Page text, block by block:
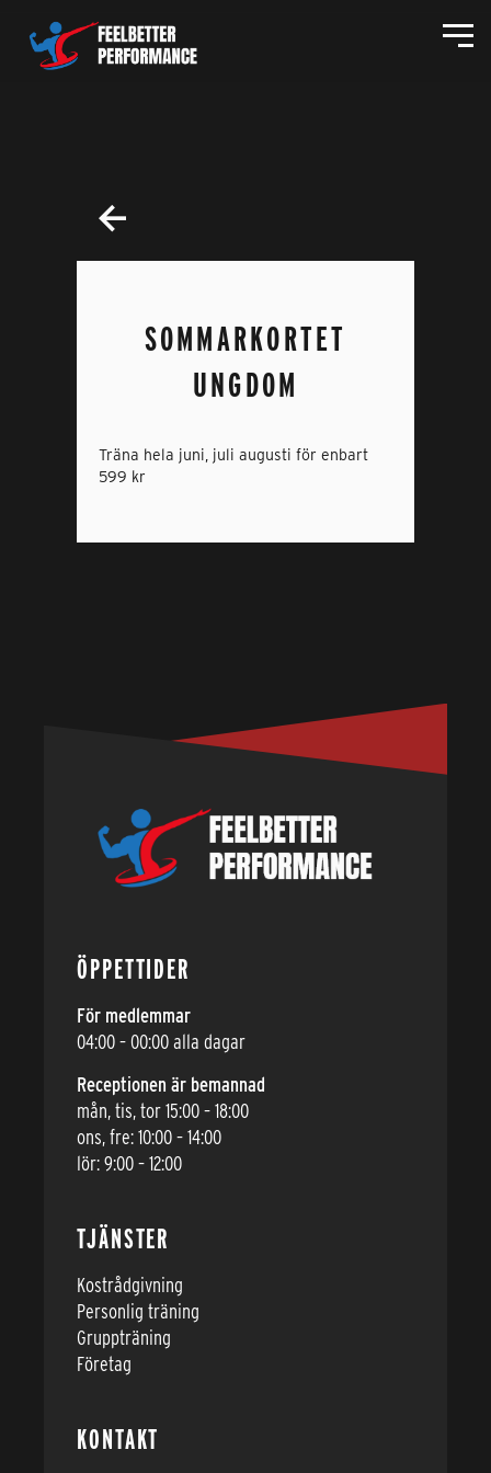
SOMMARKORTET
UNGDOM
Träna hela juni, juli augusti för enbart
599 kr
ÖPPETTIDER
För medlemmar
04:00 – 00:00 alla dagar
Receptionen är bemannad
mån, tis, tor 15:00 – 18:00
ons, fre: 10:00 – 14:00
lör: 9:00 – 12:00
TJÄNSTER
Kostrådgivning
Personlig träning
Gruppträning
Företag
KONTAKT